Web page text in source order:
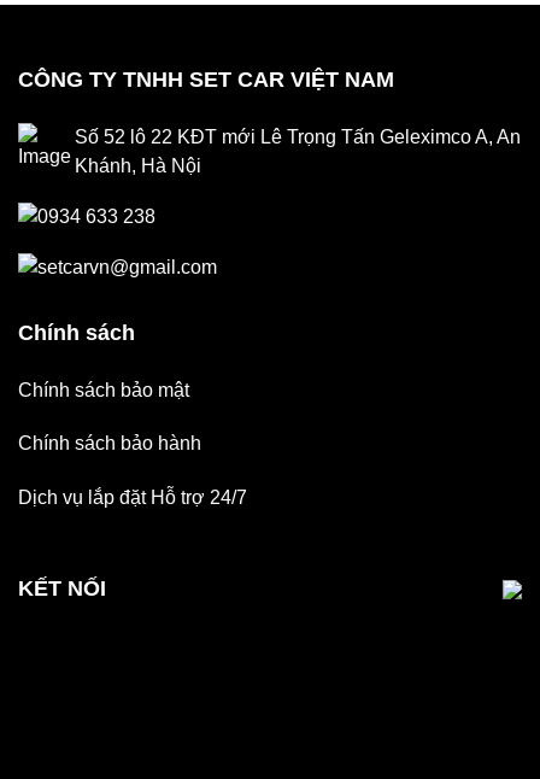
CÔNG TY TNHH SET CAR VIỆT NAM
Số 52 lô 22 KĐT mới Lê Trọng Tấn Geleximco A, An
Khánh, Hà Nội
0934 633 238
setcarvn@gmail.com
Chính sách
Chính sách bảo mật
Chính sách bảo hành
Dịch vụ lắp đặt Hỗ trợ 24/7
KẾT NỐI